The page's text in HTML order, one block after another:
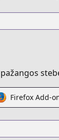
Firefox Add-